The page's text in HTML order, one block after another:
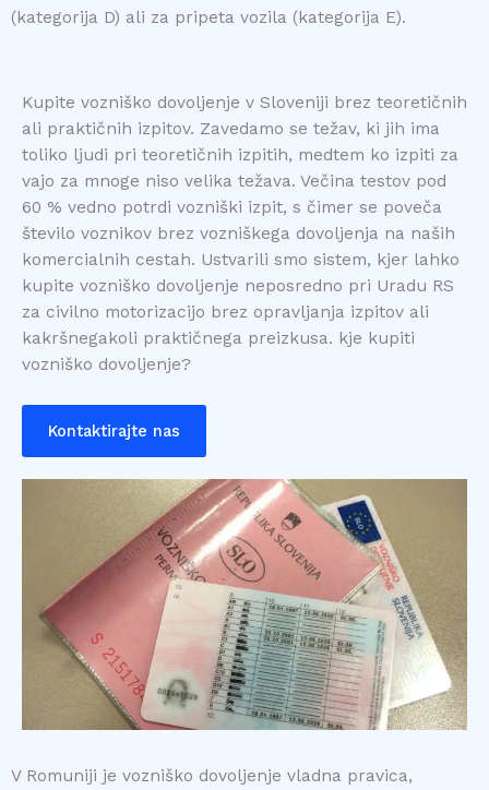
(kategorija D) ali za pripeta vozila (kategorija E).
Kupite vozniško dovoljenje v Sloveniji brez teoretičnih
ali praktičnih izpitov. Zavedamo se težav, ki jih ima
toliko ljudi pri teoretičnih izpitih, medtem ko izpiti za
vajo za mnoge niso velika težava. Večina testov pod
60 % vedno potrdi vozniški izpit, s čimer se poveča
število voznikov brez vozniškega dovoljenja na naših
komercialnih cestah. Ustvarili smo sistem, kjer lahko
kupite vozniško dovoljenje neposredno pri Uradu RS
za civilno motorizacijo brez opravljanja izpitov ali
kakršnegakoli praktičnega preizkusa. kje kupiti
vozniško dovoljenje?
Kontaktirajte nas
V Romuniji je vozniško dovoljenje vladna pravica,